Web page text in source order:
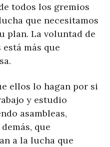
todos los gremios
que necesitamos
plan. La voluntad de
más que
ellos lo hagan por si
y estudio
asambleas,
que
a la lucha que